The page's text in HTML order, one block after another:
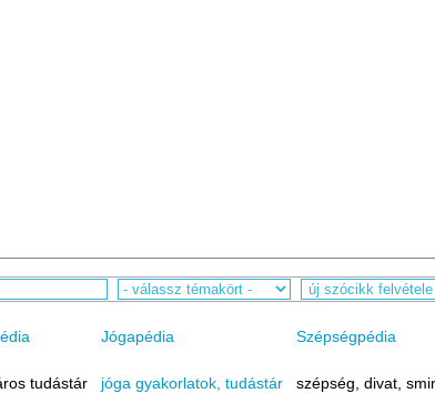
Jógapédia Szépségpédia
tudástár jóga gyakorlatok, tudástár szépség, divat,